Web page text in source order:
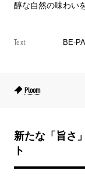
醇な自然の味わい
Text BE-
Ploom
新たな「旨さ
ト